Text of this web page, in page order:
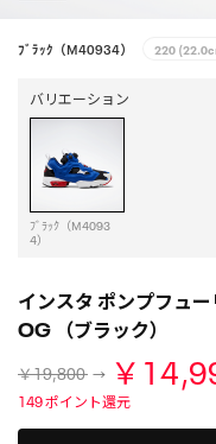
ﾌﾞﾗｯｸ（M40934） 220
バリエーション
ﾌﾞﾗｯｸ（M4093
4）
インスタ ポンプフュ
OG （ブラック）
￥19,800 ￥
149ポイント還元